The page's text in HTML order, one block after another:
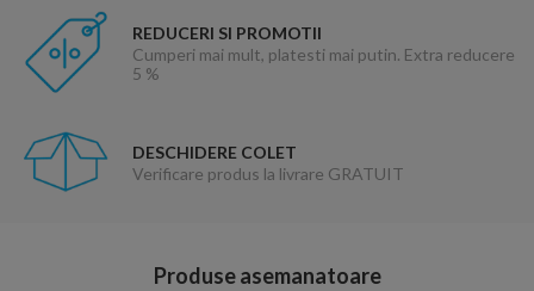
REDUCERI SI PROMOTII
Cumperi mai mult, platesti mai putin. Extra reducere
5 %
DESCHIDERE COLET
Verificare produs la livrare GRATUIT
Produse asemanatoare